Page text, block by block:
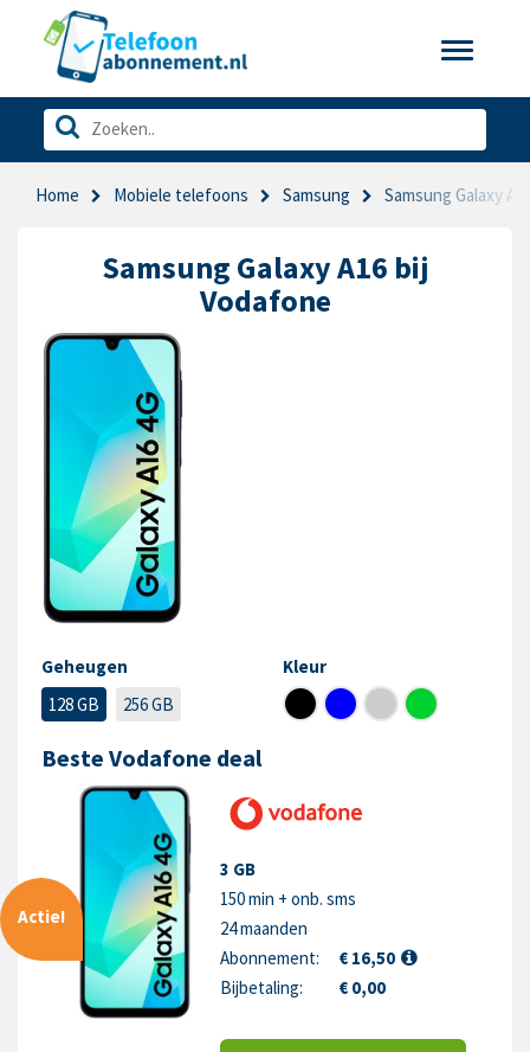
Toggle
Home Mobiele telefoons Samsung Samsung Galaxy
Samsung Galaxy A16 bij
Vodafone
Geheugen
128 GB
256 GB
Kleur
Beste Vodafone deal
Actie!
3 GB
150 min + onb. sms
24 maanden
Abonnement:
€ 16,50
Bijbetaling:
€ 0,00